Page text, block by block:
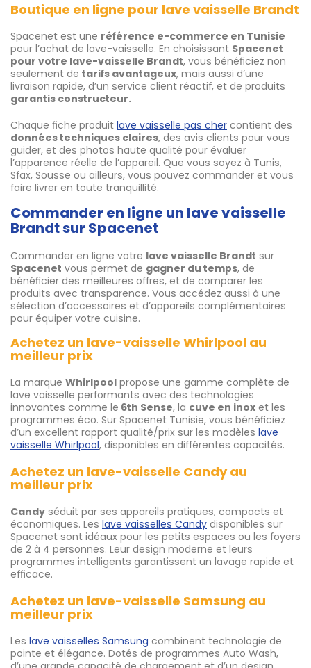
Boutique en ligne pour lave vaisselle Brandt
Spacenet est une référence e-commerce en Tunisie
pour l’achat de lave-vaisselle. En choisissant Spacenet
pour votre lave-vaisselle Brandt, vous bénéficiez non
seulement de tarifs avantageux, mais aussi d’une
livraison rapide, d’un service client réactif, et de produits
garantis constructeur.
Chaque fiche produit lave vaisselle pas cher contient des
données techniques claires, des avis clients pour vous
guider, et des photos haute qualité pour évaluer
l’apparence réelle de l’appareil. Que vous soyez à Tunis,
Sfax, Sousse ou ailleurs, vous pouvez commander et vous
faire livrer en toute tranquillité.
Commander en ligne un lave vaisselle
Brandt sur Spacenet
Commander en ligne votre lave vaisselle Brandt sur
Spacenet vous permet de gagner du temps, de
bénéficier des meilleures offres, et de comparer les
produits avec transparence. Vous accédez aussi à une
sélection d’accessoires et d’appareils complémentaires
pour équiper votre cuisine.
Achetez un lave-vaisselle Whirlpool au
meilleur prix
La marque Whirlpool propose une gamme complète de
lave vaisselle performants avec des technologies
innovantes comme le 6th Sense, la cuve en inox et les
programmes éco. Sur Spacenet Tunisie, vous bénéficiez
d’un excellent rapport qualité/prix sur les modèles lave
vaisselle Whirlpool, disponibles en différentes capacités.
Achetez un lave-vaisselle Candy au
meilleur prix
Candy séduit par ses appareils pratiques, compacts et
économiques. Les lave vaisselles Candy disponibles sur
Spacenet sont idéaux pour les petits espaces ou les foyers
de 2 à 4 personnes. Leur design moderne et leurs
programmes intelligents garantissent un lavage rapide et
efficace.
Achetez un lave-vaisselle Samsung au
meilleur prix
Les lave vaisselles Samsung combinent technologie de
pointe et élégance. Dotés de programmes Auto Wash,